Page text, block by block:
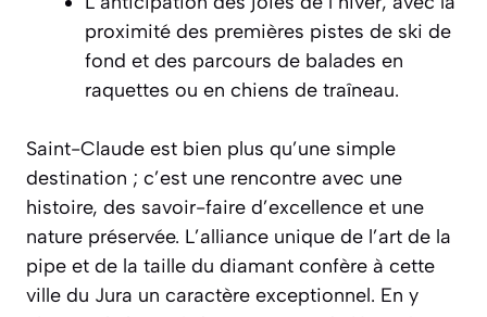
proximité des premières pistes de ski de
fond et des parcours de balades en
raquettes ou en chiens de traîneau.
Saint-Claude est bien plus qu’une simple
destination ; c’est une rencontre avec une
histoire, des savoir-faire d’excellence et une
nature préservée. L’alliance unique de l’art de la
pipe et de la taille du diamant confère à cette
ville du Jura un caractère exceptionnel. En y